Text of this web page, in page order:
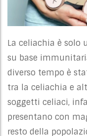
La celiachia è solo
su base
diverso tempo è
tra la celiachia e
soggetti celiaci,
presentano con
resto della